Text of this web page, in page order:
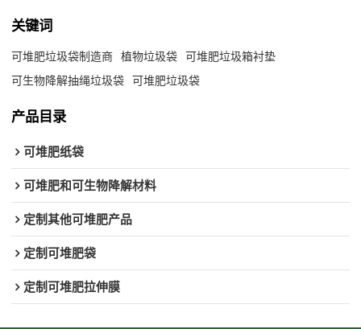
关键词
可堆肥垃圾袋制造商 植物垃圾袋 可堆肥垃圾箱衬垫
可生物降解抽绳垃圾袋 可堆肥垃圾袋
产品目录
可堆肥纸袋
可堆肥和可生物降解材料
定制其他可堆肥产品
定制可堆肥袋
定制可堆肥拉伸膜